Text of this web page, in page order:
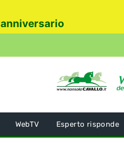
anniversario
WebTV Esperto risponde